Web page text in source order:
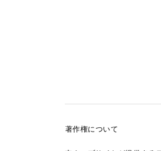
著作権について